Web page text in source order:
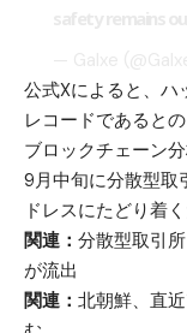
公式Xによると、ハ
レコードであるとの
ブロックチェーン
9月中旬に分散型取
ドレスにたどり着
関連： 分散型取引
が流出
関連： 北朝鮮、直